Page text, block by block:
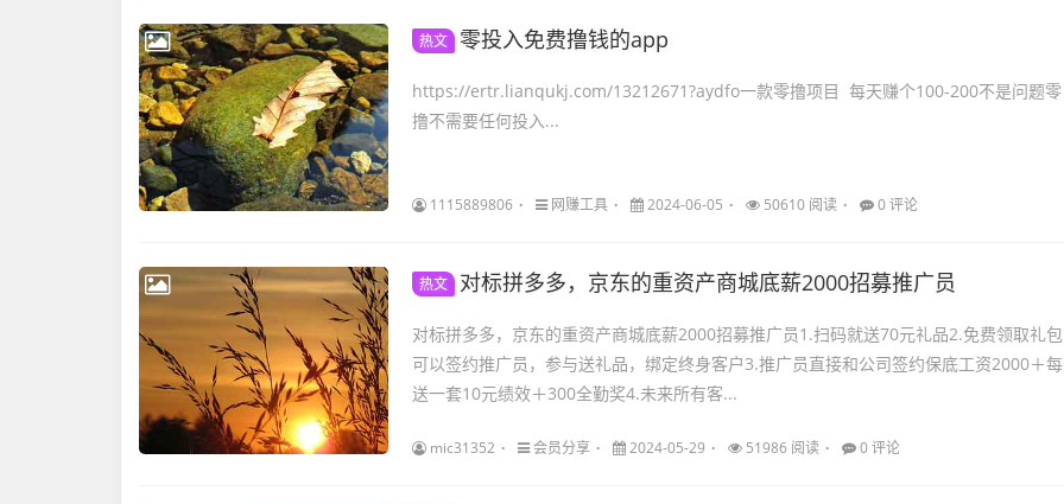
热文 零投入免费撸钱的app
https://ertr.lianqukj.com/13212671?aydfo一款零撸项目 每天赚个100-200不是问题零
撸不需要任何投入...
1115889806 网赚工具 2024-06-05 50610 阅读 0 评论
热文 对标拼多多，京东的重资产商城底薪2000招募推广员
对标拼多多，京东的重资产商城底薪2000招募推广员1.扫码就送70元礼品2.免费领取礼包
可以签约推广员，参与送礼品，绑定终身客户3.推广员直接和公司签约保底工资2000＋每
送一套10元绩效＋300全勤奖4.未来所有客...
mic31352 会员分享 2024-05-29 51986 阅读 0 评论